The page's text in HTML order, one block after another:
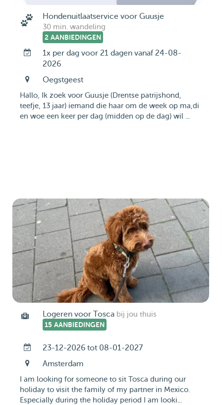
Hondenuitlaatservice voor Guusje
30 min. wandeling
2 AANBIEDINGEN
1x per dag voor 21 dagen vanaf 24-08-
2026
Oegstgeest
Hallo, Ik zoek voor Guusje (Drentse patrijshond,
teefje, 13 jaar) iemand die haar om de week op ma,di
en woe een keer per dag (midden op de dag) wil ...
Logeren voor Tosca bij jou thuis
15 AANBIEDINGEN
23-12-2026 tot 08-01-2027
Amsterdam
I am looking for someone to sit Tosca during our
holiday to visit the family of my partner in Mexico.
Especially during the holiday period I am looki...